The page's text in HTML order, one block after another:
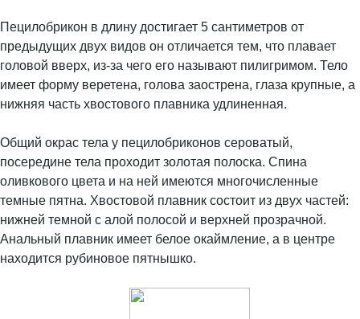
Пецилобрикон в длину достигает 5 сантиметров от
предыдущих двух видов он отличается тем, что плавает
головой вверх, из-за чего его называют пилигримом. Тело
имеет форму веретена, голова заострена, глаза крупные, а
нижняя часть хвостового плавника удлиненная.
Общий окрас тела у пецилобриконов сероватый,
посередине тела проходит золотая полоска. Спина
оливкового цвета и на ней имеются многочисленные
темные пятна. Хвостовой плавник состоит из двух частей:
нижней темной с алой полосой и верхней прозрачной.
Анальный плавник имеет белое окаймление, а в центре
находится рубиновое пятнышко.